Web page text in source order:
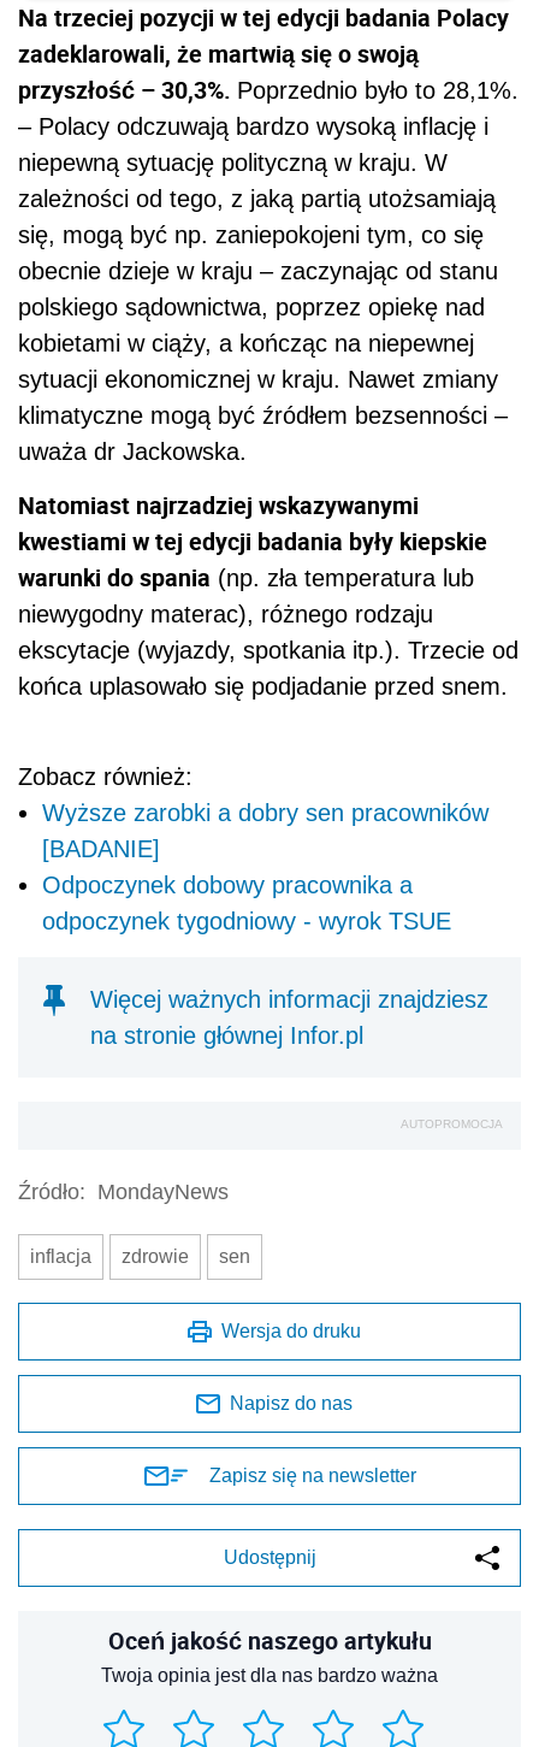
Na trzeciej pozycji w tej edycji badania Polacy
zadeklarowali, że martwią się o swoją
przyszłość – 30,3%. Poprzednio było to 28,1%.
– Polacy odczuwają bardzo wysoką inflację i
niepewną sytuację polityczną w kraju. W
zależności od tego, z jaką partią utożsamiają
się, mogą być np. zaniepokojeni tym, co się
obecnie dzieje w kraju – zaczynając od stanu
polskiego sądownictwa, poprzez opiekę nad
kobietami w ciąży, a kończąc na niepewnej
sytuacji ekonomicznej w kraju. Nawet zmiany
klimatyczne mogą być źródłem bezsenności –
uważa dr Jackowska.
Natomiast najrzadziej wskazywanymi
kwestiami w tej edycji badania były kiepskie
warunki do spania (np. zła temperatura lub
niewygodny materac), różnego rodzaju
ekscytacje (wyjazdy, spotkania itp.). Trzecie od
końca uplasowało się podjadanie przed snem.
Zobacz również:
Wyższe zarobki a dobry sen pracowników
[BADANIE]
Odpoczynek dobowy pracownika a
odpoczynek tygodniowy - wyrok TSUE
Więcej ważnych informacji znajdziesz
na stronie głównej Infor.pl
AUTOPROMOCJA
Źródło: MondayNews
inflacja zdrowie sen
Wersja do druku
Napisz do nas
Zapisz się na newsletter
Udostępnij
Oceń jakość naszego artykułu
Twoja opinia jest dla nas bardzo ważna